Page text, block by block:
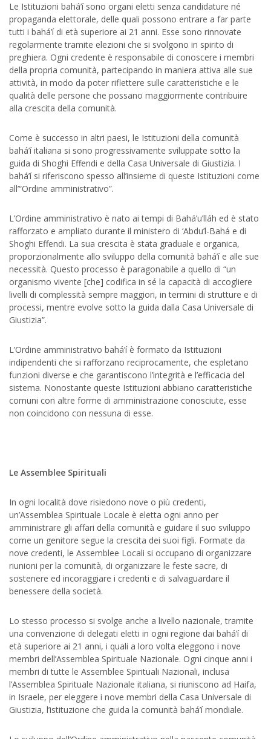
Le Istituzioni bahá’í sono organi eletti senza candidature né
propaganda elettorale, delle quali possono entrare a far parte
tutti i bahá’í di età superiore ai 21 anni. Esse sono rinnovate
regolarmente tramite elezioni che si svolgono in spirito di
preghiera. Ogni credente è responsabile di conoscere i membri
della propria comunità, partecipando in maniera attiva alle sue
attività, in modo da poter riflettere sulle caratteristiche e le
qualità delle persone che possano maggiormente contribuire
alla crescita della comunità.
Come è successo in altri paesi, le Istituzioni della comunità
bahá’í italiana si sono progressivamente sviluppate sotto la
guida di Shoghi Effendi e della Casa Universale di Giustizia. I
bahá’í si riferiscono spesso all’insieme di queste Istituzioni come
all’“Ordine amministrativo”.
L’Ordine amministrativo è nato ai tempi di Bahá’u’lláh ed è stato
rafforzato e ampliato durante il ministero di ‘Abdu’l-Bahá e di
Shoghi Effendi. La sua crescita è stata graduale e organica,
proporzionalmente allo sviluppo della comunità bahá’í e alle sue
necessità. Questo processo è paragonabile a quello di “un
organismo vivente [che] codifica in sé la capacità di accogliere
livelli di complessità sempre maggiori, in termini di strutture e di
processi, mentre evolve sotto la guida dalla Casa Universale di
Giustizia”.
L’Ordine amministrativo bahá’í è formato da Istituzioni
indipendenti che si rafforzano reciprocamente, che espletano
funzioni diverse e che garantiscono l’integrità e l’efficacia del
sistema. Nonostante queste Istituzioni abbiano caratteristiche
comuni con altre forme di amministrazione conosciute, esse
non coincidono con nessuna di esse.
Le Assemblee Spirituali
In ogni località dove risiedono nove o più credenti,
un’Assemblea Spirituale Locale è eletta ogni anno per
amministrare gli affari della comunità e guidare il suo sviluppo
come un genitore segue la crescita dei suoi figli. Formate da
nove credenti, le Assemblee Locali si occupano di organizzare
riunioni per la comunità, di organizzare le feste sacre, di
sostenere ed incoraggiare i credenti e di salvaguardare il
benessere della società.
Lo stesso processo si svolge anche a livello nazionale, tramite
una convenzione di delegati eletti in ogni regione dai bahá’í di
età superiore ai 21 anni, i quali a loro volta eleggono i nove
membri dell’Assemblea Spirituale Nazionale. Ogni cinque anni i
membri di tutte le Assemblee Spirituali Nazionali, inclusa
l’Assemblea Spirituale Nazionale italiana, si riuniscono ad Haifa,
in Israele, per eleggere i nove membri della Casa Universale di
Giustizia, l’istituzione che guida la comunità bahá’í mondiale.